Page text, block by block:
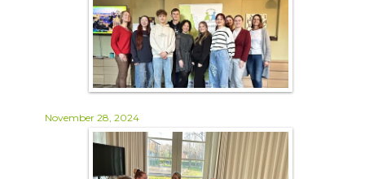
November 28, 2024